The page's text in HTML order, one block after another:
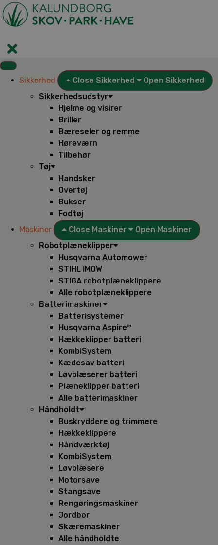
Videre
til
indhold
Sikkerhed Close Sikkerhed
Open Sikkerhed
Sikkerhedsudstyr
Hjelme og visirer
Briller
Bæreseler og remme
Høreværn
Tilbehør
Tøj
Handsker
Overtøj
Bukser
Fodtøj
Maskiner
Close Maskiner
Open Maskiner
Robotplæneklipper
Husqvarna Automower
STIHL iMOW
STIGA robotplæneklippere
Alle robotplæneklippere
Batterimaskiner
Batterisystemer
Husqvarna Aspire™
Hækkeklipper batteri
KombiSystem
Kædesav batteri
Løvblæserer batteri
Plæneklipper batteri
Alle batterimaskiner
Håndholdt
Buskryddere og trimmere
Hækkeklippere
Håndværktøj
KombiSystem
Løvblæsere
Motorsave
Stangsave
Rengøringsmaskiner
Jordbor
Skæremaskiner
Alle håndholdte